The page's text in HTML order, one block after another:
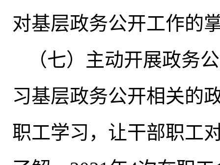
对基层政务公开工作的
（七）主动开展政务
习基层政务公开相关的
职工学习 ， 让干部职工